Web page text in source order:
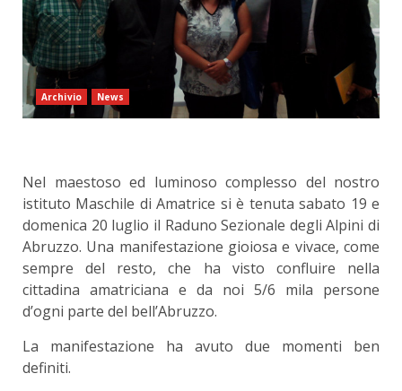
Archivio News
Nel maestoso ed luminoso complesso del nostro
istituto Maschile di Amatrice si è tenuta sabato 19 e
domenica 20 luglio il Raduno Sezionale degli Alpini di
Abruzzo. Una manifestazione gioiosa e vivace, come
sempre del resto, che ha visto confluire nella
cittadina amatriciana e da noi 5/6 mila persone
d’ogni parte del bell’Abruzzo.
La manifestazione ha avuto due momenti ben
definiti.